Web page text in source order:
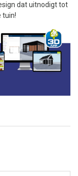
dat uitnodigt tot
tuin!